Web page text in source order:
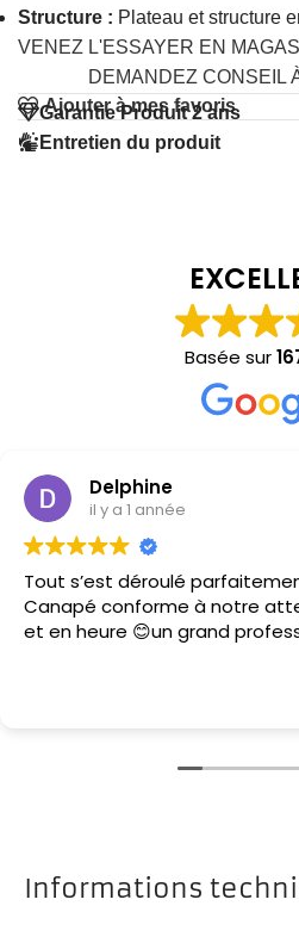
Structure : Plateau et structure
VENEZ L'ESSAYER EN
DEMANDEZ CONSEIL
Ajouter à mes favoris
Garantie Produit 2 ans
Entretien du produit
Basée sur
Delphine
il y a 1 année
Tout s’est déroulé
Canapé conforme à notre
et en heure 😊un grand
Informations